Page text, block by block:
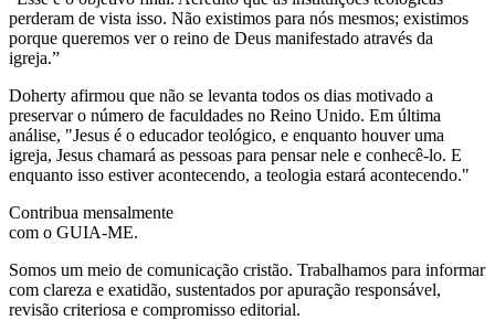
perderam de vista isso. Não existimos para nós mesmos; existimos
porque queremos ver o reino de Deus manifestado através da
igreja.”
Doherty afirmou que não se levanta todos os dias motivado a
preservar o número de faculdades no Reino Unido. Em última
análise, "Jesus é o educador teológico, e enquanto houver uma
igreja, Jesus chamará as pessoas para pensar nele e conhecê-lo. E
enquanto isso estiver acontecendo, a teologia estará acontecendo."
Contribua mensalmente
com o GUIA-ME.
Somos um meio de comunicação cristão. Trabalhamos para informar
com clareza e exatidão, sustentados por apuração responsável,
revisão criteriosa e compromisso editorial.